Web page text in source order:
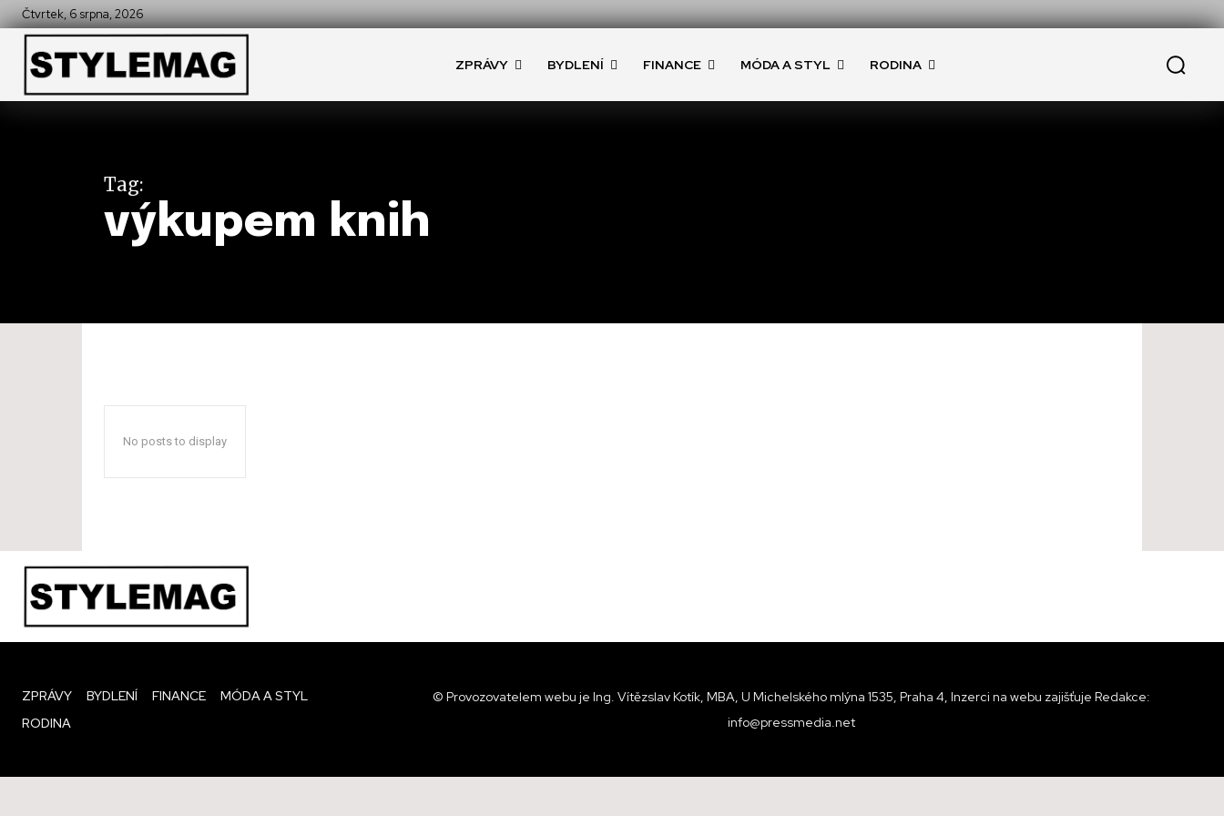
Čtvrtek, 6 srpna, 2026
ZPRÁVY BYDLENÍ FINANCE MÓDA A STYL RODINA
Tag:
výkupem knih
No posts to display
ZPRÁVY BYDLENÍ FINANCE
MÓDA A STYL
RODINA
© Provozovatelem webu je Ing. Vítězslav Kotík, MBA, U Michelského mlýna 1535, Praha 4, Inzerci na webu zajišťuje Redakce:
info@pressmedia.net